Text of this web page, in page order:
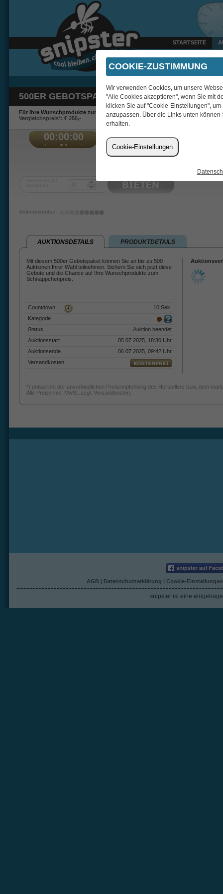
STARTSEITE
Gestern um 22:47 Uhr
500ER GEBOTSPAKET
Für Ihre Wunschprodukte zum Schnäppchenpreis.
Vergleichspreis*: € 250,-
00:00:00 €
Aktivitätsindex:
AUKTIONSDETAILS PRODUKTDETAILS
Mit diesem 500er Gebotspaket können Sie an bis zu 500
Auktionen Ihrer Wahl teilnehmen. Sichern Sie sich jetzt diese
Gebote und die Chance auf Ihre Wunschprodukte zum
Schnäppchenpreis.
Countdown
10 Sek.
Kategorie
Status
Auktion beendet
Auktionsstart
05.07.2025, 18:30 Uhr
Auktionsende
06.07.2025, 09:42 Uhr
Versandkosten
*) entspricht der unverbindlichen Preisempfehlung des Herstellers bzw. dem
Alle Preise inkl. MwSt. zzgl. Versandkosten.
COOKIE-ZUSTIMMUNG
Wir verwenden Cookies, um unsere
"Alle Cookies akzeptieren", wenn Sie mit
klicken Sie auf "Cookie-Einstellungen",
anzupassen. Über die Links unten
erhalten.
Cookie-Einstellungen
AGB | Datenschutzerklärung | Cookie-Einstellungen
snipster ist eine